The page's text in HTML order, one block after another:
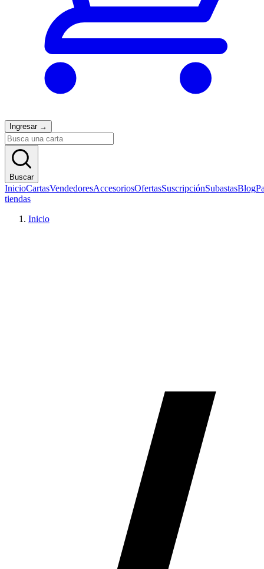
Ingresar →
Buscar
InicioCartasVendedoresAccesoriosOfertasSuscripciónSubastasBlog
tiendas
Inicio